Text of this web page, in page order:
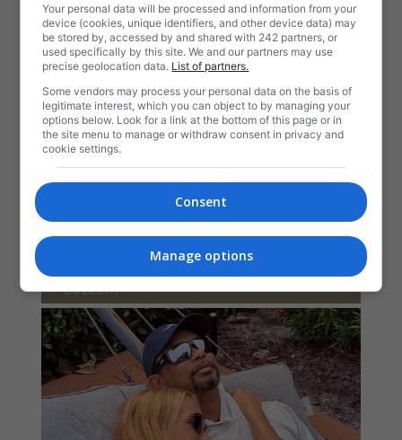
Your personal data will be processed and information from your
device (cookies, unique identifiers, and other device data) may
be stored by, accessed by and shared with 242 partners, or
used specifically by this site. We and our partners may use
precise geolocation data. List of partners.
Some vendors may process your personal data on the basis of
legitimate interest, which you can object to by managing your
options below. Look for a link at the bottom of this page or in
the site menu to manage or withdraw consent in privacy and
cookie settings.
Consent
Manage options